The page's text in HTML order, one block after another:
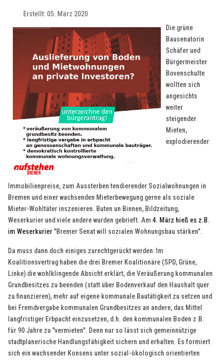
Erstellt: 05. März 2020
Die grüne
Bausenatorin
Schäfer und
Bürgermeister
Bovenschulte
wollten sich
angesichts
weiter
steigender
Mieten,
explodierender
Immobilienpreise, zum Aussterben tendierender Sozialwohnungen in
Bremen und einer wachsenden Mieterbewegung gerne als soziale
Mieter-Wohltäter inszenieren. Buten un Binnen, Bildzeitung,
Weserkurier und viele andere wurden gebrieft. Am4. März hieß es z.B.
im Weserkurier "Bremer Senat will sozialen Wohnungsbau stärken".
Da muss dann doch einiges zurechtgerückt werden: Im
Koalitionsvertrag haben die drei Bremer Koalitionäre (SPD, Grüne,
Linke) die wohlklingende Absicht erklärt, die Veräußerung kommunalen
Grundbesitzes zu beenden (statt über Bodenverkauf den Haushalt quer
zu finanzieren), mehr auf eigene kommunale Bautätigkeit zu setzen und
bei Fremdvergabe kommunalen Grundbesitzes an andere, das Mittel
langfristiger Erbpacht einzusetzen, d.h. den kommunalen Boden z.B.
für 90 Jahre zu "vermieten". Denn nur so lässt sich gemeinnützige
stadtplanerische Handlungsfähigkeit sichern und erhalten. Es formiert
sich ein wachsender Konsens unter sozial-ökologisch orientierten